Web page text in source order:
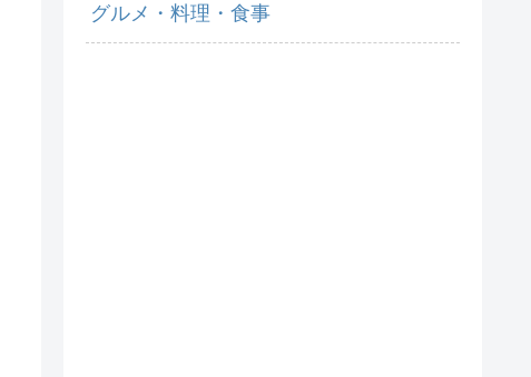
グルメ・料理・食事